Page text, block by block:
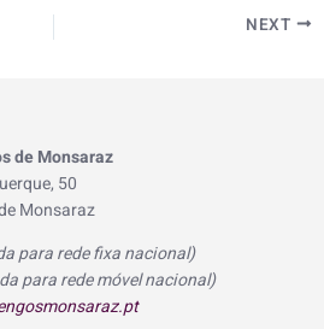
NEXT
de Monsaraz
50
Monsaraz
para rede fixa nacional)
para rede móvel nacional)